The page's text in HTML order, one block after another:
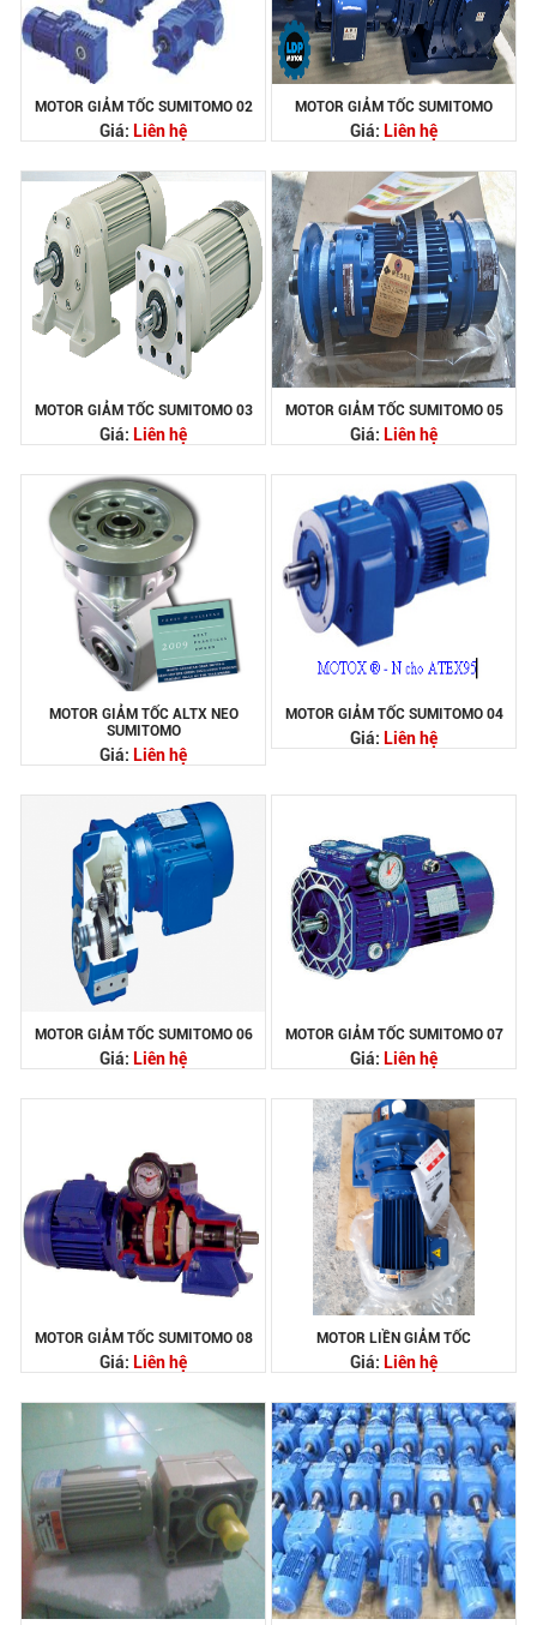
MOTOR GIẢM TỐC SUMITOMO 02
Giá: Liên hệ
MOTOR GIẢM TỐC SUMITOMO
Giá: Liên hệ
MOTOR GIẢM TỐC SUMITOMO 03
Giá: Liên hệ
MOTOR GIẢM TỐC SUMITOMO 05
Giá: Liên hệ
MOTOR GIẢM TỐC ALTX NEO
SUMITOMO
Giá: Liên hệ
MOTOR GIẢM TỐC SUMITOMO 04
Giá: Liên hệ
MOTOR GIẢM TỐC SUMITOMO 06
Giá: Liên hệ
MOTOR GIẢM TỐC SUMITOMO 07
Giá: Liên hệ
MOTOR GIẢM TỐC SUMITOMO 08
Giá: Liên hệ
MOTOR LIỀN GIẢM TỐC
Giá: Liên hệ